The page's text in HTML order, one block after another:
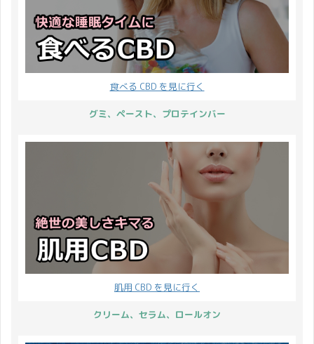
食べる CBD を見に行く
グミ、ペースト、プロテインバー
肌用 CBD を見に行く
クリーム、セラム、ロールオン